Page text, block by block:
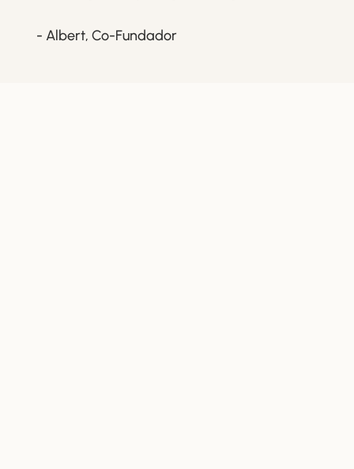
- Albert, Co-Fundador